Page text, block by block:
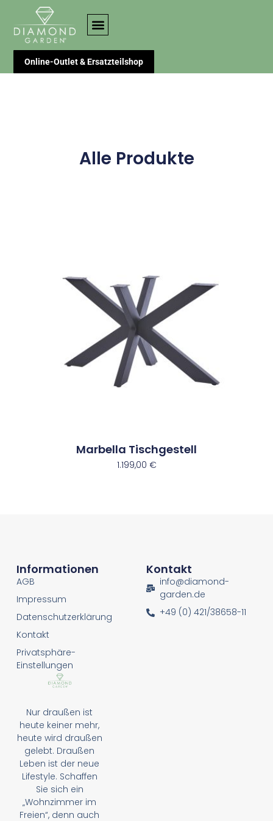
Online-Outlet & Ersatzteilshop
Alle Produkte
Marbella Tischgestell
1.199,00 €
Nur draußen ist
heute keiner mehr,
heute wird draußen
gelebt. Draußen
Leben ist der neue
Lifestyle. Schaffen
Sie sich ein
„Wohnzimmer im
Freien“, denn auch
Informationen
AGB
Impressum
Datenschutzerklärung
Kontakt
Privatsphäre-
Einstellungen
Kontakt
info@diamond-
garden.de
+49 (0) 421/38658-11